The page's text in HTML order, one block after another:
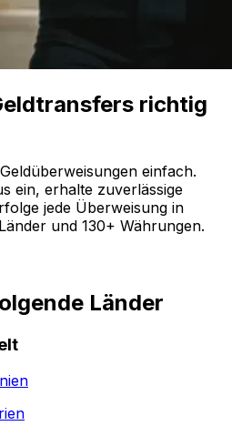
richtig
einfach.
ein, erhalte zuverlässige
jede Überweisung in
und 130+ Währungen.
Länder